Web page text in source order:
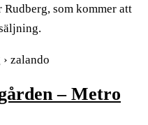
Rudberg, som kommer att
zalando
– Metro